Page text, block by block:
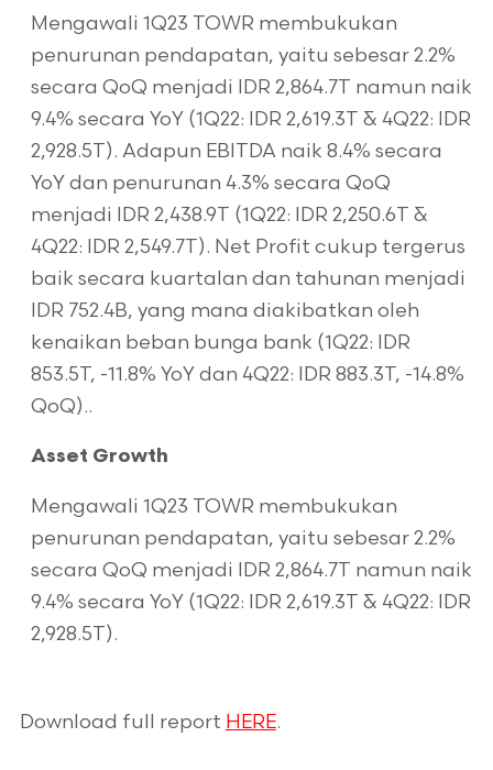
Mengawali 1Q23 TOWR membukukan
penurunan pendapatan, yaitu sebesar 2.2%
secara QoQ menjadi IDR 2,864.7T namun naik
9.4% secara YoY (1Q22: IDR 2,619.3T & 4Q22: IDR
2,928.5T). Adapun EBITDA naik 8.4% secara
YoY dan penurunan 4.3% secara QoQ
menjadi IDR 2,438.9T (1Q22: IDR 2,250.6T &
4Q22: IDR 2,549.7T). Net Profit cukup tergerus
baik secara kuartalan dan tahunan menjadi
IDR 752.4B, yang mana diakibatkan oleh
kenaikan beban bunga bank (1Q22: IDR
853.5T, -11.8% YoY dan 4Q22: IDR 883.3T, -14.8%
QoQ)..
Asset Growth
Mengawali 1Q23 TOWR membukukan
penurunan pendapatan, yaitu sebesar 2.2%
secara QoQ menjadi IDR 2,864.7T namun naik
9.4% secara YoY (1Q22: IDR 2,619.3T & 4Q22: IDR
2,928.5T).
Download full report HERE.